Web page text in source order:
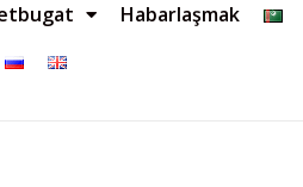
Habarlaşmak